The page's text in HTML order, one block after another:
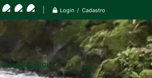
Login / Cadastro
TRANSPARÊNCIA